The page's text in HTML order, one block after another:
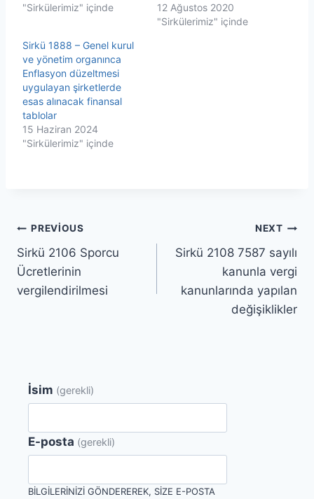
"Sirkülerimiz" içinde
12 Ağustos 2020
"Sirkülerimiz" içinde
Sirkü 1888 – Genel kurul
ve yönetim organınca
Enflasyon düzeltmesi
uygulayan şirketlerde
esas alınacak finansal
tablolar
15 Haziran 2024
"Sirkülerimiz" içinde
Yazı
gezinmesi
PREVIOUS
Sirkü 2106 Sporcu
Ücretlerinin
vergilendirilmesi
NEXT
Sirkü 2108 7587 sayılı
kanunla vergi
kanunlarında yapılan
değişiklikler
İsim (gerekli)
E-posta (gerekli)
BILGILERINIZI GÖNDEREREK, SIZE E-POSTA